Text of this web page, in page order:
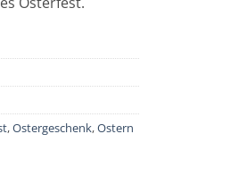
,Ostergeschenk,Ostern